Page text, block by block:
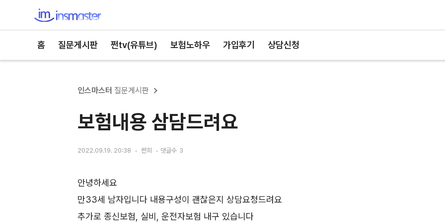
홈 질문게시판 쩐tv(유튜브) 보험노하우 가입후기 상담신청
인스마스터 질문게시판
보험내용 삼담드려요
2022.09.19. 20:38 썬희 댓글수 3
안녕하세요
만33세 남자입니다 내용구성이 괜찮은지 상담요청드려요
추가로 종신보험, 실비, 운전자보험 내구 있습니다